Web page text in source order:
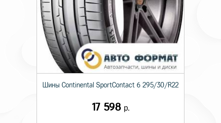
Шины Continental SportContact 6 295/30/R22
17 598 р.